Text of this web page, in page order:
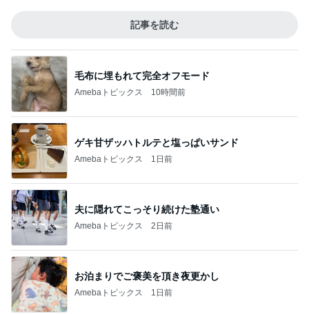
記事を読む
毛布に埋もれて完全オフモード
Amebaトピックス 10時間前
ゲキ甘ザッハトルテと塩っぱいサンド
Amebaトピックス 1日前
夫に隠れてこっそり続けた塾通い
Amebaトピックス 2日前
お泊まりでご褒美を頂き夜更かし
Amebaトピックス 1日前